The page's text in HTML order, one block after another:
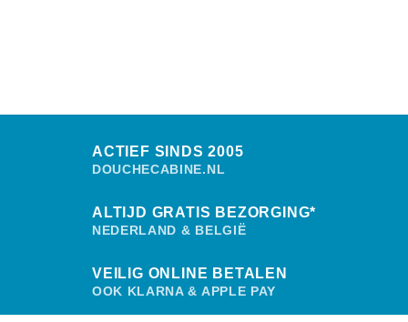
ACTIEF SINDS 2005
DOUCHECABINE.NL
ALTIJD GRATIS BEZORGING*
NEDERLAND & BELGIË
VEILIG ONLINE BETALEN
OOK KLARNA & APPLE PAY